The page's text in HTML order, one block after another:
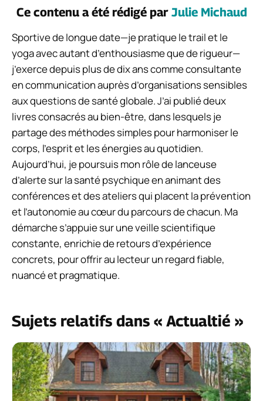
Ce contenu a été rédigé par Julie Michaud
Sportive de longue date—je pratique le trail et le
yoga avec autant d’enthousiasme que de rigueur—
j’exerce depuis plus de dix ans comme consultante
en communication auprès d’organisations sensibles
aux questions de santé globale. J’ai publié deux
livres consacrés au bien-être, dans lesquels je
partage des méthodes simples pour harmoniser le
corps, l’esprit et les énergies au quotidien.
Aujourd’hui, je poursuis mon rôle de lanceuse
d’alerte sur la santé psychique en animant des
conférences et des ateliers qui placent la prévention
et l’autonomie au cœur du parcours de chacun. Ma
démarche s’appuie sur une veille scientifique
constante, enrichie de retours d’expérience
concrets, pour offrir au lecteur un regard fiable,
nuancé et pragmatique.
Sujets relatifs dans « Actualtié »